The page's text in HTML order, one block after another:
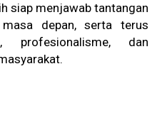
siap menjawab tantangan
depan, serta terus
profesionalisme, dan